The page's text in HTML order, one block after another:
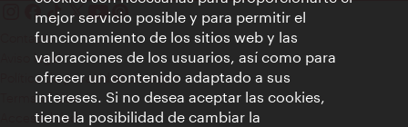
Contacto
Aviso legal
Política de privacidad de datos
Terms of Use
Accesibilidad
mejor servicio posible y para permitir el
funcionamiento de los sitios web y las
valoraciones de los usuarios, así como para
ofrecer un contenido adaptado a sus
intereses. Si no desea aceptar las cookies,
tiene la posibilidad de cambiar la